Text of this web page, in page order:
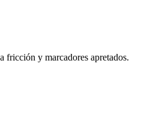
y marcadores apretados.